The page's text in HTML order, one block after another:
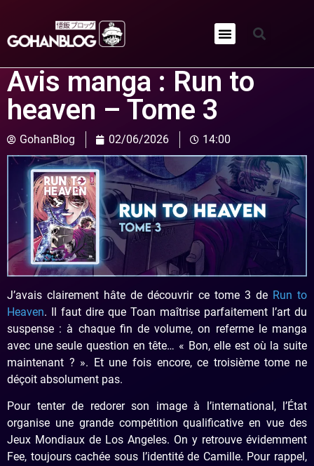
Avis manga : Run to
heaven – Tome 3
GohanBlog 02/06/2026 14:00
J’avais clairement hâte de découvrir ce tome 3 de Run to
Heaven. Il faut dire que Toan maîtrise parfaitement l’art du
suspense : à chaque fin de volume, on referme le manga
avec une seule question en tête… « Bon, elle est où la suite
maintenant ? ». Et une fois encore, ce troisième tome ne
déçoit absolument pas.
Pour tenter de redorer son image à l’international, l’État
organise une grande compétition qualificative en vue des
Jeux Mondiaux de Los Angeles. On y retrouve évidemment
Fee, toujours cachée sous l’identité de Camille. Pour rappel,